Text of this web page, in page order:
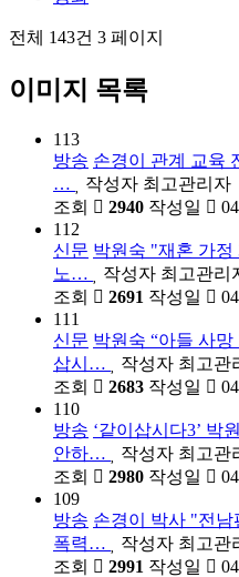
전체 143건 3 페이지
이미지 목록
113
방송 손경이 관계 교육
…
작성자 최고관리자
조회
2940 작성일
112
신문 박원숙 "재혼 가정
노…
작성자 최고관리
조회
2691 작성일
111
신문 박원숙 “아들 사망
삽시…
작성자 최고관
조회
2683 작성일
110
방송 ‘같이삽시다3’ 박
안하…
작성자 최고관
조회
2980 작성일
109
방송 손경이 박사 "전
폭력…
작성자 최고관
조회
2991 작성일